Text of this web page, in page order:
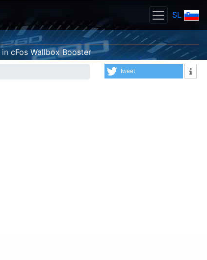
SL
in cFos Wallbox Booster
tweet